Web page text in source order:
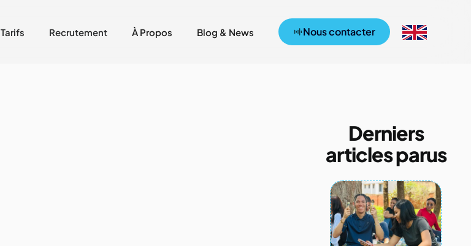
Tarifs Recrutement À Propos Blog & News Nous contacter
Derniers
articles parus